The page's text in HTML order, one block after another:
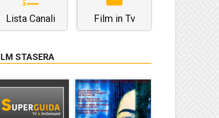
Lista Canali Film in Tv
STASERA